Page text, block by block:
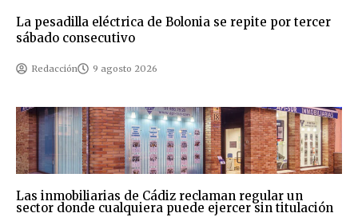
La pesadilla eléctrica de Bolonia se repite por tercer
sábado consecutivo
Redacción 9 agosto 2026
Las inmobiliarias de Cádiz reclaman regular un
sector donde cualquiera puede ejercer sin titulación